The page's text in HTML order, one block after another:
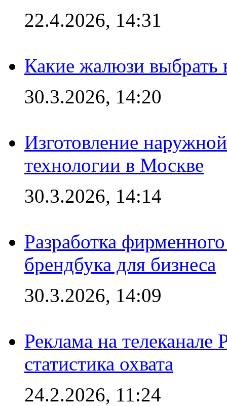
22.4.2026, 14:31
Какие жалюзи выбрать
30.3.2026, 14:20
Изготовление
технологии в Москве
30.3.2026, 14:14
Разработка
брендбука для бизнеса
30.3.2026, 14:09
Реклама на
статистика охвата
24.2.2026, 11:24